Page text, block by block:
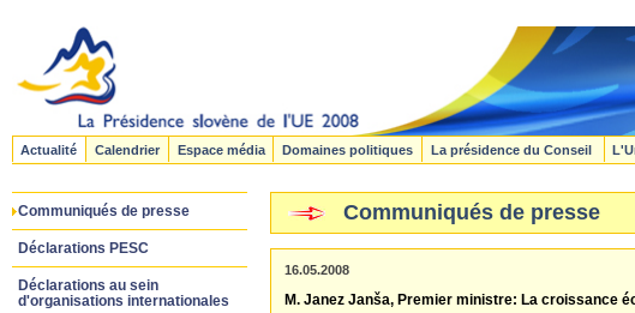
Actualité Calendrier Espace média Domaines politiques La présidence du Conseil
Communiqués de presse
Déclarations PESC
Déclarations au sein
d'organisations internationales
Communiqués de presse
16.05.2008
M. Janez Janša, Premier ministre: La croissance